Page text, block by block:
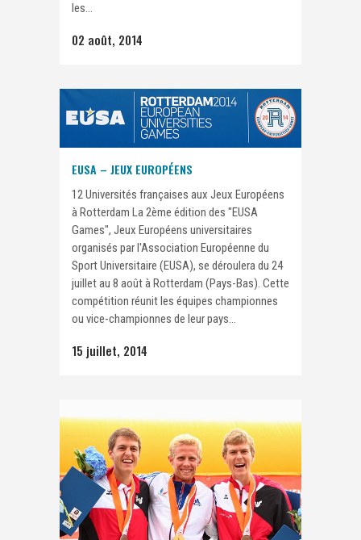
les...
02 août, 2014
EUSA – JEUX EUROPÉENS
12 Universités françaises aux Jeux Européens
à Rotterdam La 2ème édition des "EUSA
Games", Jeux Européens universitaires
organisés par l'Association Européenne du
Sport Universitaire (EUSA), se déroulera du 24
juillet au 8 août à Rotterdam (Pays-Bas). Cette
compétition réunit les équipes championnes
ou vice-championnes de leur pays...
15 juillet, 2014